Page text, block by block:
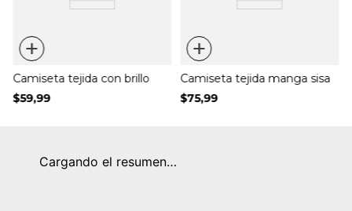
+
Camiseta tejida con brillo
$59,99
+
Camiseta tejida manga sisa
$75,99
Cargando el resumen…